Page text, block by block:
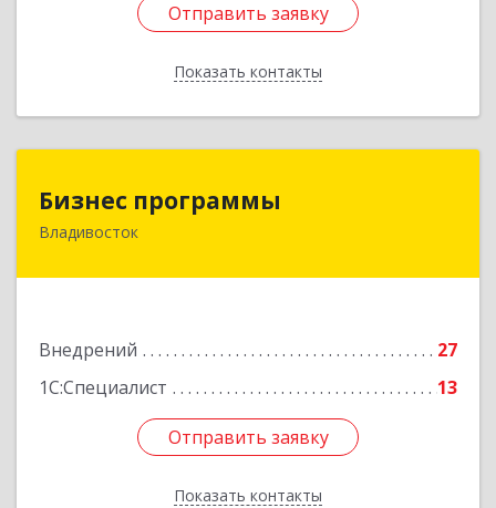
Отправить заявку
Показать контакты
Отправить заявку
Назад
Бизнес программы
Владивосток
Внедрений
27
1С:Специалист
13
Отправить заявку
Показать контакты
690001, Приморский край, Владивосток г,
Отправить заявку
Назад